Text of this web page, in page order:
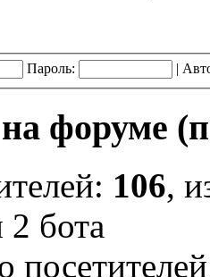
Пароль: |
форуме
106,
2 бота